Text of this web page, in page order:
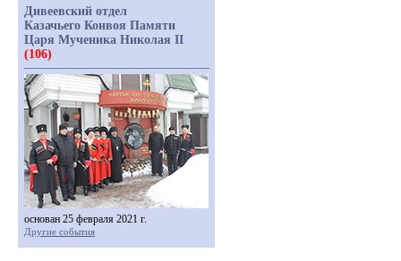
Дивеевский отдел
Казачьего Конвоя Памяти
Царя Мученика Николая II
(106)
основан 25 февраля 2021 г.
Другие события